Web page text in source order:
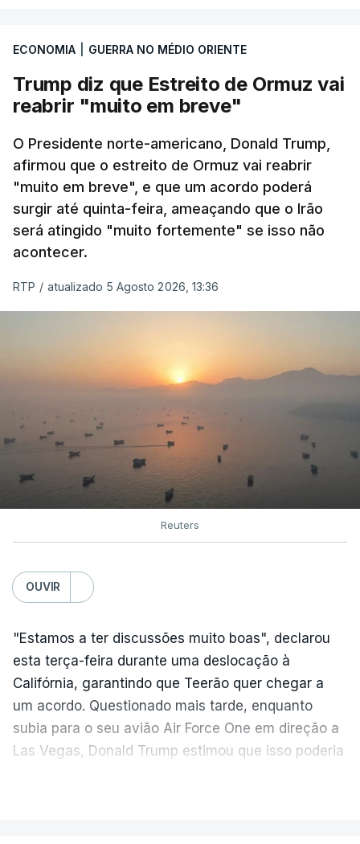
ECONOMIA GUERRA NO MÉDIO ORIENTE
Trump diz que Estreito de Ormuz vai
reabrir "muito em breve"
O Presidente norte-americano, Donald Trump,
afirmou que o estreito de Ormuz vai reabrir
"muito em breve", e que um acordo poderá
surgir até quinta-feira, ameaçando que o Irão
será atingido "muito fortemente" se isso não
acontecer.
RTP / atualizado 5 Agosto 2026, 13:36
Reuters
OUVIR
"Estamos a ter discussões muito boas", declarou
esta terça-feira durante uma deslocação à
Califórnia, garantindo que Teerão quer chegar a
um acordo. Questionado mais tarde, enquanto
subia para o seu avião Air Force One em direção a
Las Vegas, Donald Trump estimou que isso poderia